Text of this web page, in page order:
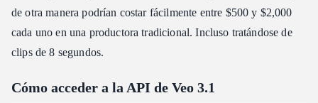
de otra manera podrían costar fácilmente entre $500 y $2,000
cada uno en una productora tradicional. Incluso tratándose de
clips de 8 segundos.
Cómo acceder a la API de Veo 3.1